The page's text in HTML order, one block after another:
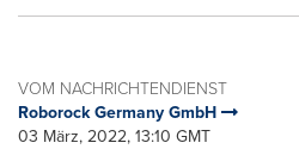
VOM NACHRICHTENDIENST
Roborock Germany GmbH
03 März, 2022, 13:10 GMT